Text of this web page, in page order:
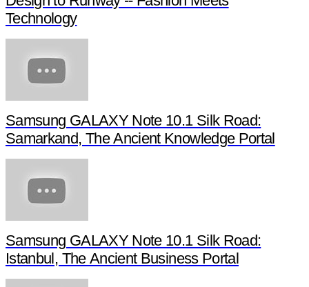
Technology
Samsung GALAXY Note 10.1 Silk Road:
Samarkand, The Ancient Knowledge Portal
Samsung GALAXY Note 10.1 Silk Road:
Istanbul, The Ancient Business Portal